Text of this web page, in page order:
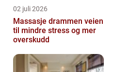
02 juli 2026
Massasje drammen veien
til mindre stress og mer
overskudd